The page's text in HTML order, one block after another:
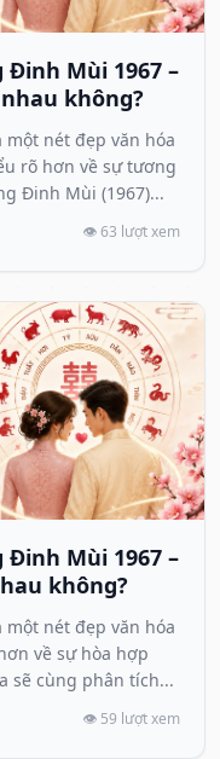
Mùi 1967 –
không?
nét đẹp văn hóa
rõ hơn về sự tương
Đinh Mùi (1967)...
👁️ 63 lượt xem
Mùi 1967 –
không?
nét đẹp văn hóa
về sự hòa hợp
sẽ cùng phân tích...
👁️ 59 lượt xem